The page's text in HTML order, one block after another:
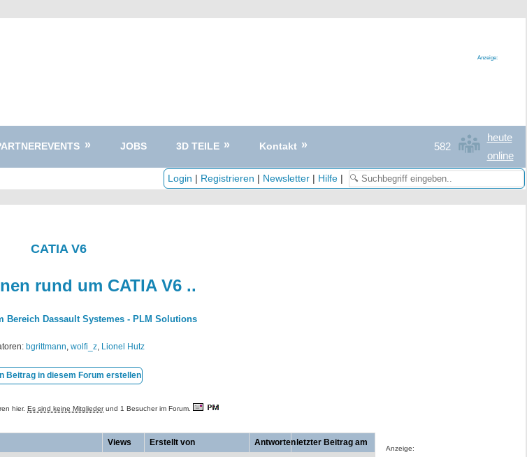
Anzeige:
JOBS 3D TEILE Kontakt 582
heute
online
Login | Registrieren | Newsletter| Hilfe|
CATIA V6
rund um CATIA V6 ..
Bereich Dassault Systemes - PLM Solutions
bgrittmann, wolfi_z, Lionel Hutz
Beitrag in diesem Forum erstellen
hier. Es sind keine Mitgliederund 1 Besucher im Forum.
Views Erstellt von Antworten letzter Beitrag am
Anzeige: